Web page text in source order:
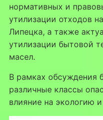
нормативных и
утилизации отходов
Липецка, а также
утилизации бытовой
масел.
В рамках обсуждения
различные классы
влияние на экологию